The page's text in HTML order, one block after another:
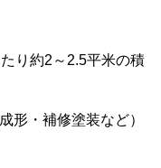
り約2～2.5平米の積
・補修塗装など）